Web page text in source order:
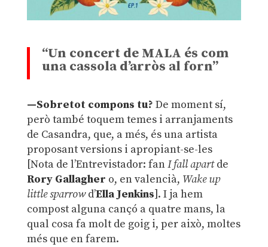
“Un concert de MALA és com
una cassola d’arròs al forn”
—Sobretot compons tu? De moment sí,
però també toquem temes i arranjaments
de Casandra, que, a més, és una artista
proposant versions i apropiant-se-les
[Nota de l’Entrevistador: fanI fall apartde
Rory Gallagher o, en valencià, Wake up
little sparrowd’Ella Jenkins]. I ja hem
compost alguna cançó a quatre mans, la
qual cosa fa molt de goig i, per això, moltes
més que en farem.